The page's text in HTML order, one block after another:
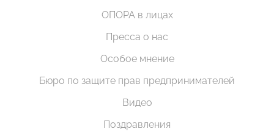
ОПОРА в лицах
Пресса о нас
Особое мнение
Бюро по защите прав предпринимателей
Видео
Поздравления